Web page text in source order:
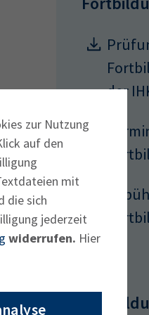
zur Nutzung
auf den
mit
die sich
jederzeit
widerrufen. Hier
der